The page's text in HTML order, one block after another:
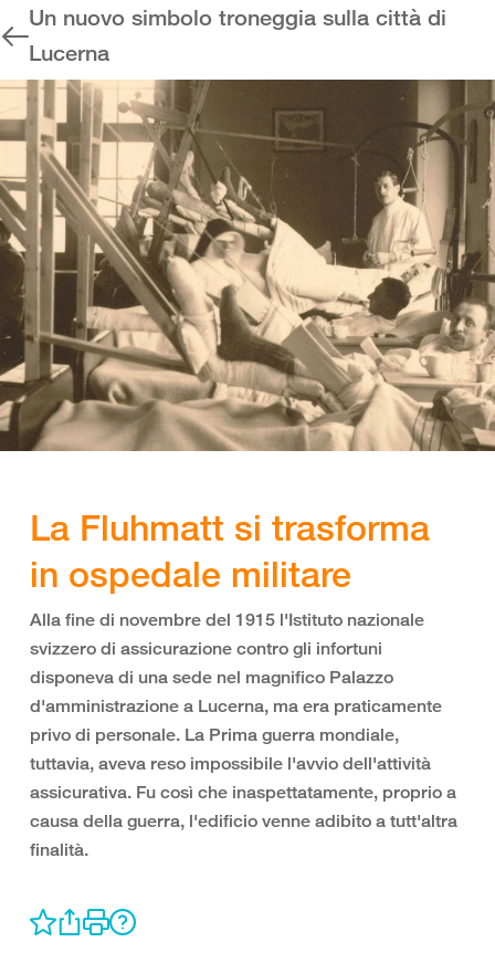
Un nuovo simbolo troneggia sulla città di
Lucerna
La Fluhmatt si trasforma
in ospedale militare
Alla fine di novembre del 1915 l'Istituto nazionale
svizzero di assicurazione contro gli infortuni
disponeva di una sede nel magnifico Palazzo
d'amministrazione a Lucerna, ma era praticamente
privo di personale. La Prima guerra mondiale,
tuttavia, aveva reso impossibile l'avvio dell'attività
assicurativa. Fu così che inaspettatamente, proprio a
causa della guerra, l'edificio venne adibito a tutt'altra
finalità.